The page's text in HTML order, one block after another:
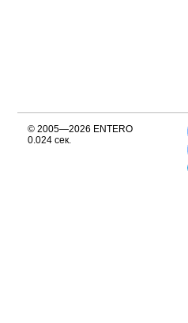
© 2005—2026 ENTERO
0.024 сек.